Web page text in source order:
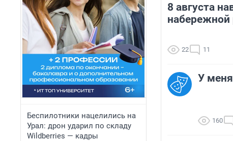
Беспилотники нацелились на
Урал: дрон ударил по складу
Wildberries — кадры
8 августа
набережной
22 11
У
160